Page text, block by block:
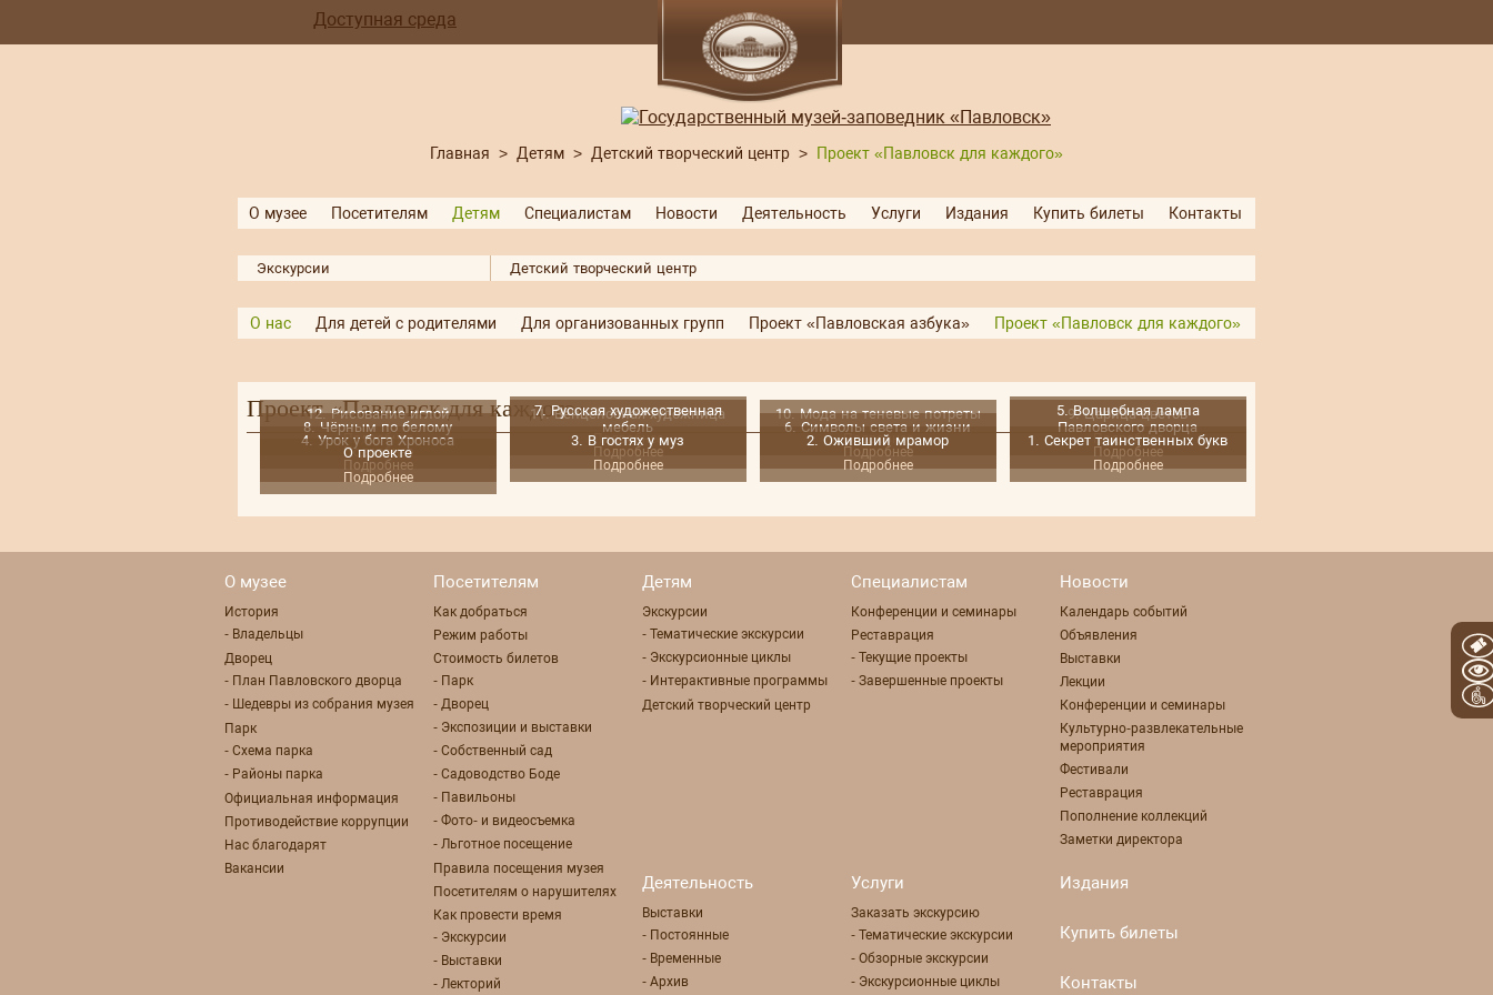
Доступная среда
Главная > Детям > Детский творческий центр > Проект «Павловск для каждого»
О музее Посетителям Детям Специалистам Новости Деятельность Услуги Издания Купить билеты Контакты
Экскурсии Детский творческий центр
О нас Для детей с родителями Для организованных групп Проект «Павловская азбука» Проект «Павловск для каждого»
Проект «Павловск для каждого»
12. Рисование иглой
Подробнее
11. Венценосная художница
Подробнее
10. Мода на теневые потреты
Подробнее
9. Царица цветов
Подробнее
8. Чёрным по белому
Подробнее
7. Русская художественная
мебель
Подробнее
6. Символы света и жизни
Подробнее
5. Волшебная лампа
Павловского дворца
Подробнее
4. Урок у бога Хроноса
Подробнее
3. В гостях у муз
Подробнее
2. Оживший мрамор
Подробнее
1. Секрет таинственных букв
Подробнее
О проекте
Подробнее
О музее
История
- Владельцы
Дворец
- План Павловского дворца
- Шедевры из собрания музея
Парк
- Схема парка
- Районы парка
Официальная информация
Противодействие коррупции
Нас благодарят
Вакансии
Посетителям
Как добраться
Режим работы
Стоимость билетов
- Парк
- Дворец
- Экспозиции и выставки
- Собственный сад
- Садоводство Боде
- Павильоны
- Фото- и видеосъемка
- Льготное посещение
Правила посещения музея
Посетителям о нарушителях
Как провести время
- Экскурсии
- Выставки
- Лекторий
Детям
Экскурсии
- Тематические экскурсии
- Экскурсионные циклы
- Интерактивные программы
Детский творческий центр
Специалистам
Конференции и семинары
Реставрация
- Текущие проекты
- Завершенные проекты
Новости
Календарь событий
Объявления
Выставки
Лекции
Конференции и семинары
Культурно-развлекательные
мероприятия
Фестивали
Реставрация
Пополнение коллекций
Заметки директора
Деятельность
Выставки
- Постоянные
- Временные
- Архив
Услуги
Заказать экскурсию
- Тематические экскурсии
- Обзорные экскурсии
- Экскурсионные циклы
Издания
Купить билеты
Контакты